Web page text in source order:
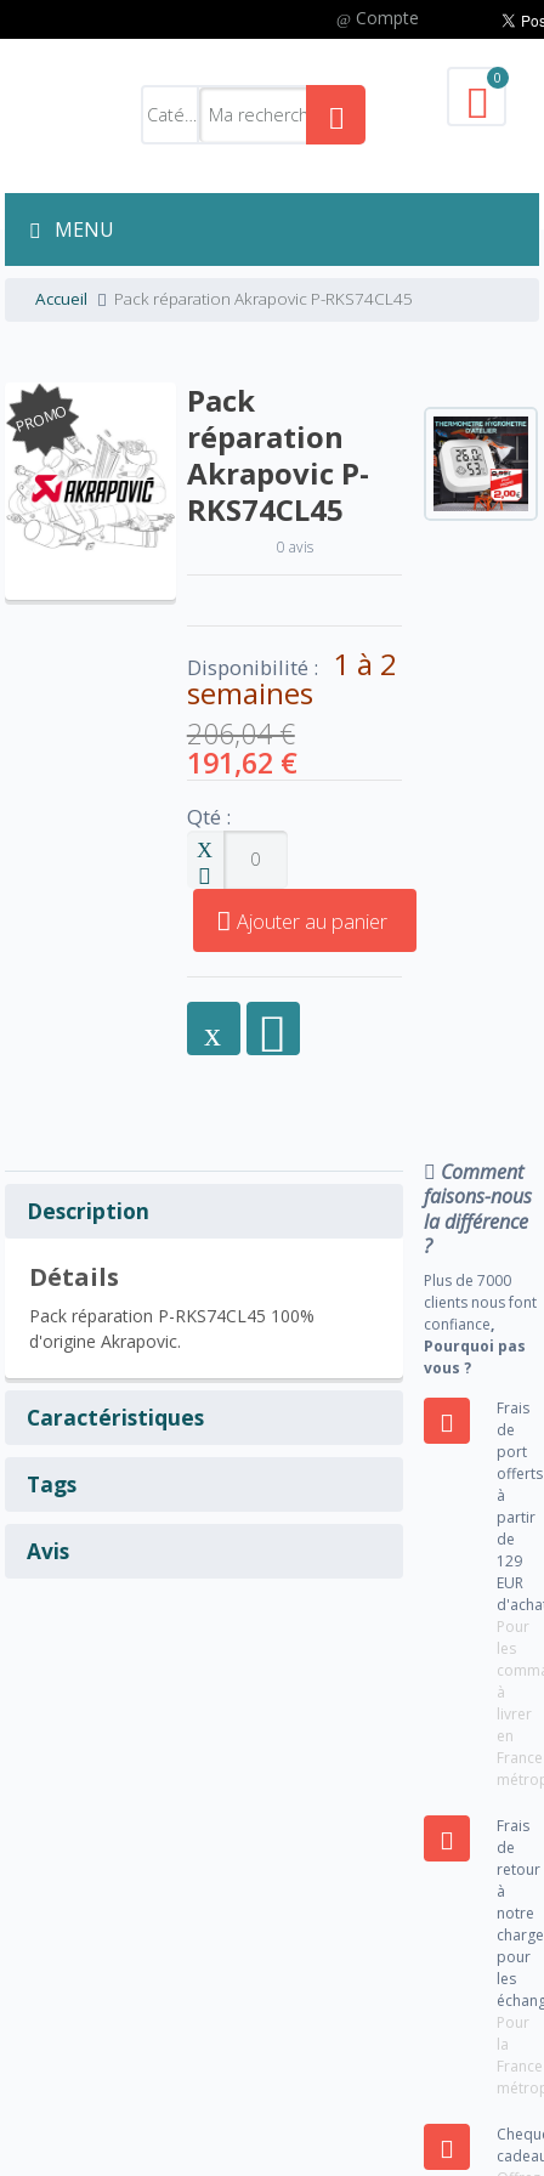
Compte
0
MENU
Accueil Pack réparation Akrapovic P-RKS74CL45
PROMO
Pack
réparation
Akrapovic P-
RKS74CL45
0 avis
Disponibilité : 1 à 2
semaines
206,04 €
191,62 €
Qté :
Ajouter au panier
Description
Détails
Pack réparation P-RKS74CL45 100%
d'origine Akrapovic.
Caractéristiques
Tags
Avis
Comment
faisons-nous
la différence
?
Plus de 7000
clients nous font
confiance,
Pourquoi pas
vous ?
Frais
de
port
offerts
à
partir
de
129
EUR
Pour
les
à
livrer
en
France
Frais
de
retour
à
notre
charge
pour
les
Pour
la
France